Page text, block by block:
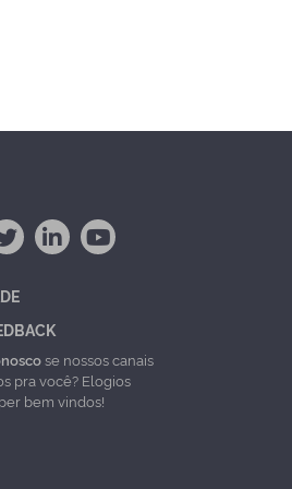
se nossos canais
pra você? Elogios
bem vindos!